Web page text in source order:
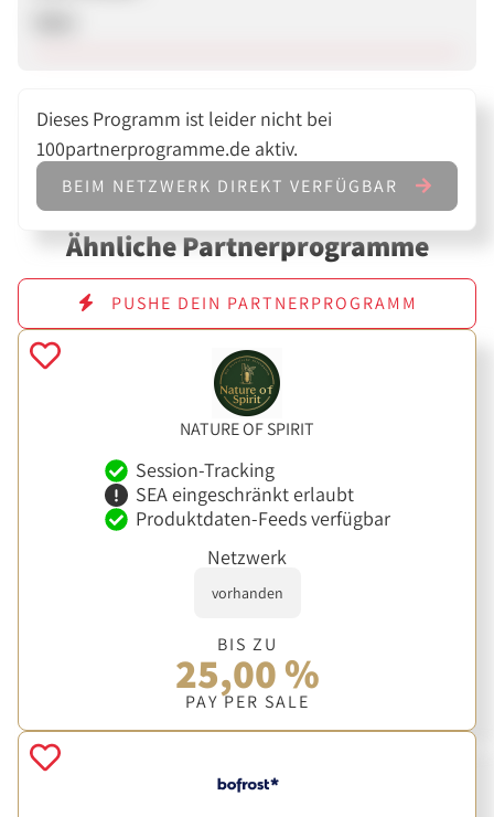
Dieses Programm ist leider nicht bei
100partnerprogramme.de aktiv.
BEIM NETZWERK DIREKT VERFÜGBAR
Ähnliche Partnerprogramme
PUSHE DEIN PARTNERPROGRAMM
NATURE OF SPIRIT
Session-Tracking
SEA eingeschränkt erlaubt
Produktdaten-Feeds verfügbar
Netzwerk
vorhanden
BIS ZU
25,00 %
PAY PER SALE